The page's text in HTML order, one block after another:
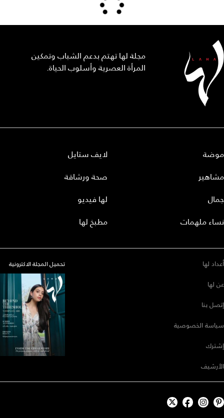
مجلة لها تهتم بدعم الشباب وتمكين
المرأة العصرية وأسلوب الحياة.
موضة
مشاهير
جمال
نساء ملهمات
لايف ستايل
صحة ورشاقة
لها فيديو
مطبخ لها
أعداد لها
عن لها
إتصل بنا
سياسة الخصوصية
إشترك
الأرشيف
تحميل المجلة الاكترونية